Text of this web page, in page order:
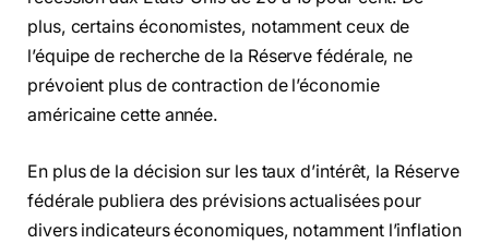
plus, certains économistes, notamment ceux de
l’équipe de recherche de la Réserve fédérale, ne
prévoient plus de contraction de l’économie
américaine cette année.
En plus de la décision sur les taux d’intérêt, la Réserve
fédérale publiera des prévisions actualisées pour
divers indicateurs économiques, notamment l’inflation